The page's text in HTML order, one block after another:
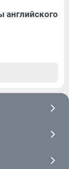
английского